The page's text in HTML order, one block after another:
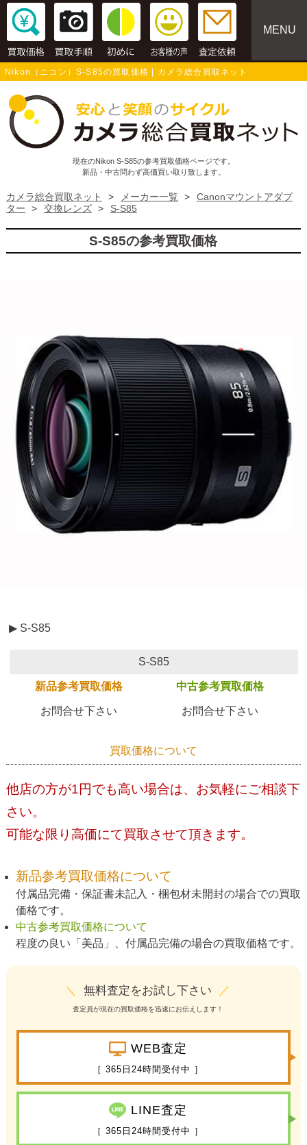
MENU
Nikon（ニコン）S-S85の買取価格 | カメラ総合買取ネット
現在のNikon S-S85の参考買取価格ページです。
新品・中古問わず高価買い取り致します。
カメラ総合買取ネット > メーカー一覧 >
Canonマウントアダプ
ター
> 交換レンズ > S-S85
S-S85の参考買取価格
▶ S-S85
S-S85
新品参考買取価格 中古参考買取価格
お問合せ下さい お問合せ下さい
買取価格について
他店の方が1円でも高い場合は、お気軽にご相談下
さい。
可能な限り高価にて買取させて頂きます。
新品参考買取価格について
付属品完備・保証書未記入・梱包材未開封の場合での買取
価格です。
中古参考買取価格について
程度の良い「美品」、付属品完備の場合の買取価格です。
＼ 無料査定をお試し下さい ／
査定員が現在の買取価格を迅速にお伝えします！
WEB査定
［ 365日24時間受付中 ］
LINE査定
［ 365日24時間受付中 ］